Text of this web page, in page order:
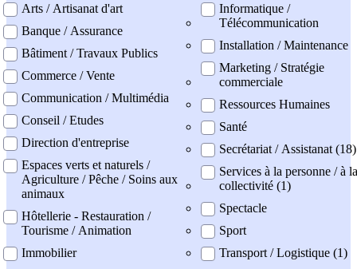
Arts / Artisanat d'art
Banque / Assurance
Bâtiment / Travaux Publics
Commerce / Vente
Communication / Multimédia
Conseil / Etudes
Direction d'entreprise
Espaces verts et naturels /
Agriculture / Pêche / Soins aux
animaux
Hôtellerie - Restauration /
Tourisme / Animation
Immobilier
Informatique /
Télécommunication
Installation / Maintenance
Marketing / Stratégie
commerciale
Ressources Humaines
Santé
Secrétariat / Assistanat (18)
Services à la personne / à la
collectivité (1)
Spectacle
Sport
Transport / Logistique (1)